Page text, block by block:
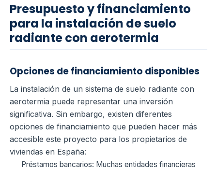
Presupuesto y financiamiento
para la instalación de suelo
radiante con aerotermia
Opciones de financiamiento disponibles
La instalación de un sistema de suelo radiante con
aerotermia puede representar una inversión
significativa. Sin embargo, existen diferentes
opciones de financiamiento que pueden hacer más
accesible este proyecto para los propietarios de
viviendas en España:
Préstamos bancarios: Muchas entidades financieras